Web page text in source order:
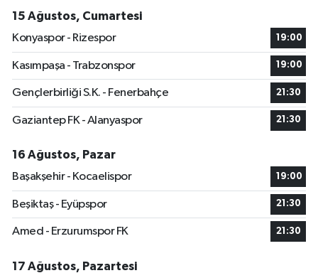
15 Ağustos, Cumartesi
Konyaspor - Rizespor
19:00
Kasımpaşa - Trabzonspor 19:00
Gençlerbirliği S.K. - Fenerbahçe 21:30
Gaziantep FK - Alanyaspor 21:30
16 Ağustos, Pazar
Başakşehir - Kocaelispor
19:00
Beşiktaş - Eyüpspor 21:30
Amed - Erzurumspor FK 21:30
17 Ağustos, Pazartesi